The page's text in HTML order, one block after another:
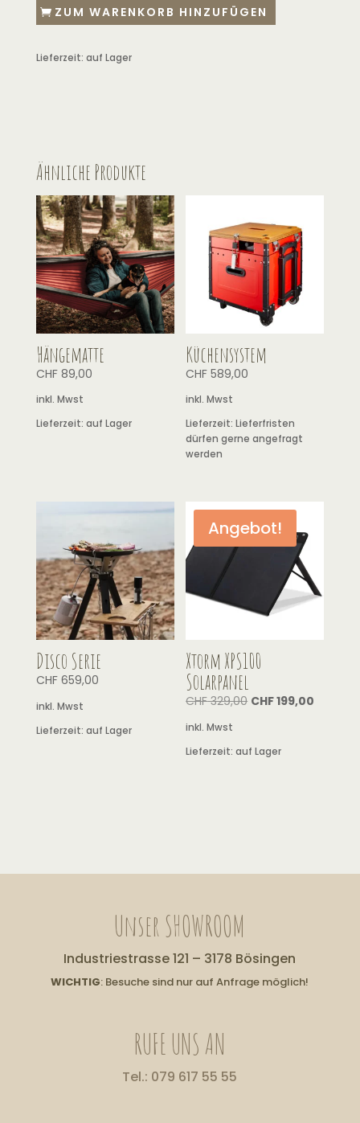
ZUM WARENKORB HINZUFÜGEN
Lieferzeit: auf Lager
Ähnliche Produkte
Hängematte
CHF89,00
inkl. Mwst
Lieferzeit: auf Lager
Küchensystem
CHF 589,00
inkl. Mwst
Lieferzeit:Lieferfristen
dürfen gerne angefragt
werden
Disco Serie
CHF659,00
inkl. Mwst
Lieferzeit: auf Lager
Angebot!
Xtorm XPS100
Solarpanel
CHF329,00 CHF199,00
inkl. Mwst
Lieferzeit:auf Lager
Unser SHOWROOM
Industriestrasse 121 – 3178 Bösingen
WICHTIG: Besuche sind nur auf Anfrage möglich!
RUFE UNS AN
Tel.: 079 617 55 55